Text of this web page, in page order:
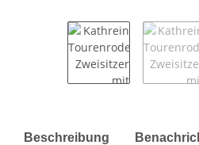
weitere Registerkarten anzeigen
Beschreibung